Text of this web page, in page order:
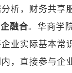
析，财务共享
融合。华商学
业实际基本常
，直接参与企